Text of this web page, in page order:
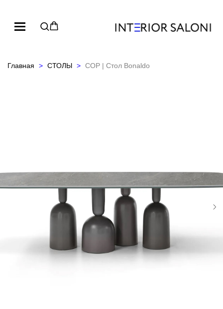
Главная СТОЛЫ COP | Стол Bonaldo